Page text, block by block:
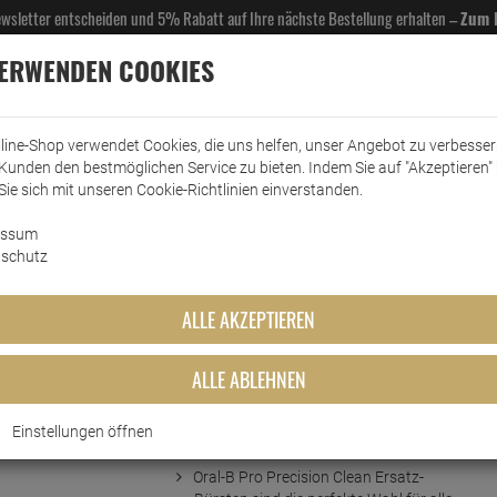
entscheiden und 5% Rabatt auf Ihre nächste Bestellung erhalten –Zum
& GASTROBEDARF DROGERIE KÜCHE & HAUSHALT KFZ
Zahnpflege
Ersatz-Bürstenköpfe 8stk.
Oral-B Pro Precision Clean Ersatz-
COOKIES
Shop verwendet Cookies, die uns helfen, unser Angebot zu
den bestmöglichen Service zu bieten. Indem Sie auf "Akzeptieren"
sich mit unseren Cookie-Richtlinien einverstanden.
ALLE AKZEPTIEREN
ALLE ABLEHNEN
Einstellungen öffnen